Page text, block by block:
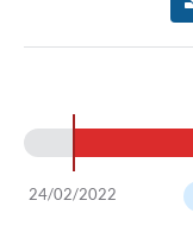
24/02/2022